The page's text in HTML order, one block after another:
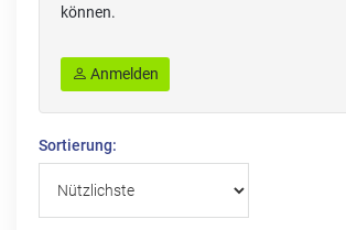
können.
Anmelden
Sortierung: